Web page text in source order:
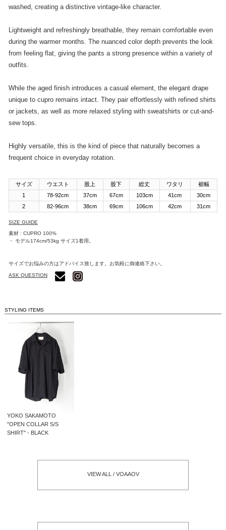
washed, creating a distinctive vintage-like character.
Lightweight and refreshingly breathable, they remain comfortable even
during the warmer months. The nuanced color depth prevents the look
from feeling flat, giving the pants a strong presence within a variety of
outfits.
While the aged finish introduces a casual element, the elegant drape
unique to cupro remains intact. They pair effortlessly with refined shirts
or jackets, as well as more relaxed styling with sweatshirts or cut-and-
sew tops.
Highly versatile, this is the kind of piece that naturally becomes a
frequent choice in everyday rotation.
サイズ ウエスト 股上 股下 総丈 ワタリ
裾幅
1
78-92cm 37cm 67cm 103cm 41cm
30cm
2
82-96cm 38cm 69cm 106cm 42cm 31cm
SIZE GUIDE
素材 : CUPRO 100%
・ モデル174cm/53kg サイズ1着用。
サイズでお悩みの方はアドバイス致します。お気軽に御連絡下さい。
ASK QUESTION
STYLING ITEMS
YOKO SAKAMOTO
"OPEN COLLAR S/S
SHIRT" - BLACK
VIEW ALL / VOAAOV